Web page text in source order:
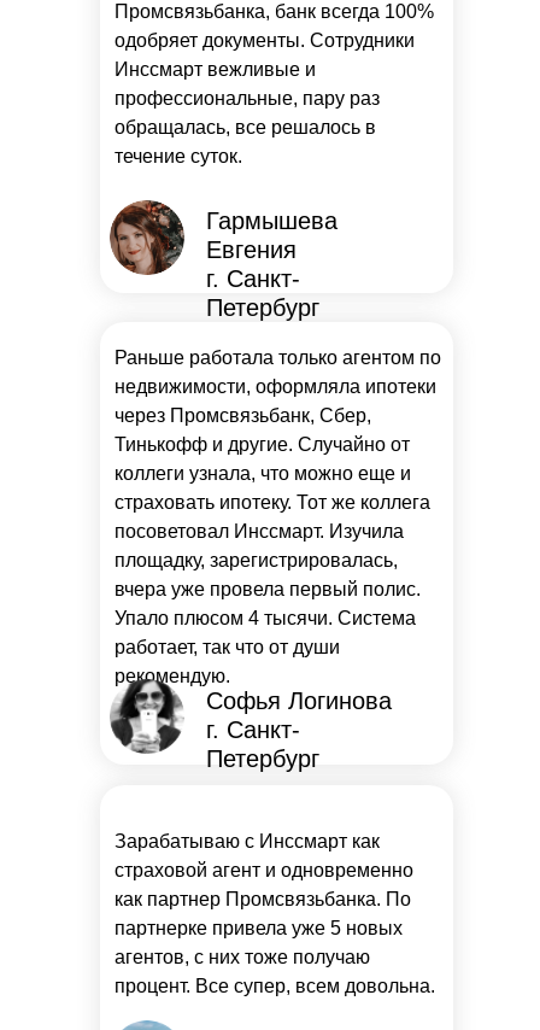
Промсвязьбанка, банк всегда 100%
одобряет документы. Сотрудники
Инссмарт вежливые и
профессиональные, пару раз
обращалась, все решалось в
течение суток.
Гармышева
Евгения
г. Санкт-
Петербург
Раньше работала только агентом по
недвижимости, оформляла ипотеки
через Промсвязьбанк, Сбер,
Тинькофф и другие. Случайно от
коллеги узнала, что можно еще и
страховать ипотеку. Тот же коллега
посоветовал Инссмарт. Изучила
площадку, зарегистрировалась,
вчера уже провела первый полис.
Упало плюсом 4 тысячи. Система
работает, так что от души
рекомендую.
Софья Логинова
г. Санкт-
Петербург
Зарабатываю с Инссмарт как
страховой агент и одновременно
как партнер Промсвязьбанка. По
партнерке привела уже 5 новых
агентов, с них тоже получаю
процент. Все супер, всем довольна.